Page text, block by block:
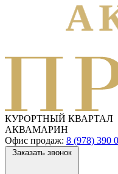
КУРОРТНЫЙ КВАРТАЛ
АКВАМАРИН
Офис продаж: 8 (978) 390
Заказать звонок